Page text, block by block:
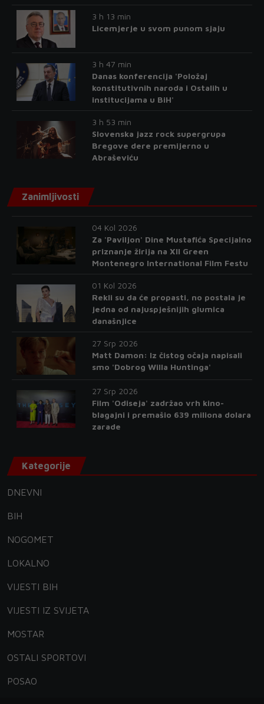
3 h 13 min
Licemjerje u svom punom sjaju
3 h 47 min
Danas konferencija 'Položaj
konstitutivnih naroda i Ostalih u
institucijama u BiH'
3 h 53 min
Slovenska jazz rock supergrupa
Bregove dere premijerno u
Abraševiću
Zanimljivosti
04 Kol 2026
Za 'Paviljon' Dine Mustafića Specijalno
priznanje žirija na XII Green
Montenegro International Film Festu
01 Kol 2026
Rekli su da će propasti, no postala je
jedna od najuspješnijih glumica
današnjice
27 Srp 2026
Matt Damon: Iz čistog očaja napisali
smo 'Dobrog Willa Huntinga'
27 Srp 2026
Film 'Odiseja' zadržao vrh kino-
blagajni i premašio 639 miliona dolara
zarade
Kategorije
DNEVNI
BIH
NOGOMET
LOKALNO
VIJESTI BIH
VIJESTI IZ SVIJETA
MOSTAR
OSTALI SPORTOVI
POSAO